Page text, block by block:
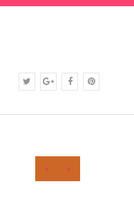
‹ ›